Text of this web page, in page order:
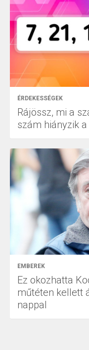
ÉRDEKESSÉGEK
Rájössz, mi a
szám hiányzik
EMBEREK
Ez okozhatta
műtéten kellett
nappal